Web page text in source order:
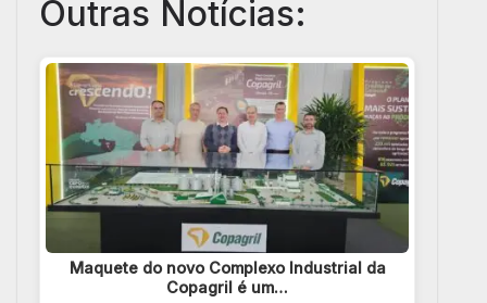
Outras Notícias:
Maquete do novo Complexo Industrial da
Copagril é um…